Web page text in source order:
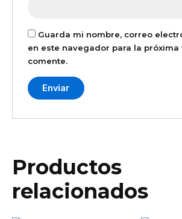
Guarda mi nombre, correo
en este navegador para la próxima
comente.
Productos
relacionados